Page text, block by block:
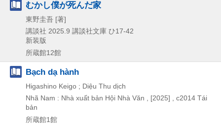
むかし僕が死んだ家
東野圭吾 [著]
講談社 2025.9 講談社文庫 ひ17-42
新装版
所蔵館12館
Bạch dạ hành
Higashino Keigo ; Diệu Thu dịch
Nhã Nam : Nhà xuất bản Hội Nhà Văn , [2025] , c2014 Tái
bản
所蔵館1館